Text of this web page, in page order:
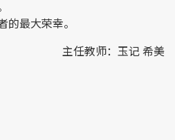
最大荣幸。
主任教师：玉记 希美